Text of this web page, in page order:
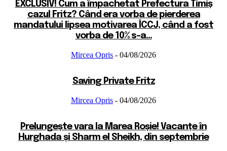
EXCLUSIV! Cum a împachetat Prefectura Timiș
cazul Fritz? Când era vorba de pierderea
mandatului lipsea motivarea ÎCCJ, când a fost
vorba de 10% s-a...
Mircea Opris - 04/08/2026
Saving Private Fritz
Mircea Opris - 04/08/2026
Prelungește vara la Marea Roșie! Vacanțe în
Hurghada și Sharm el Sheikh, din septembrie